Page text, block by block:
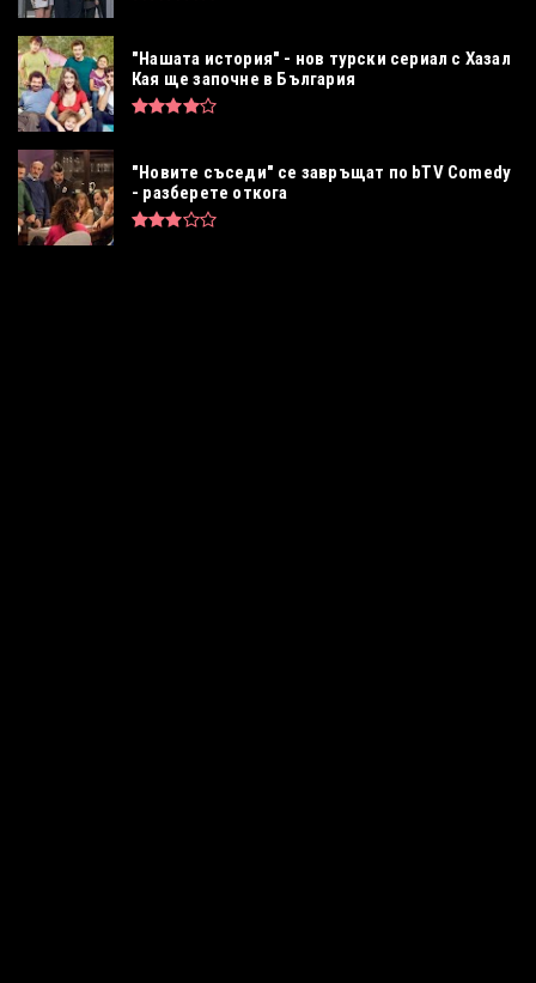
"Нашата история" - нов турски сериал с Хазал
Кая ще започне в България
"Новите съседи" се завръщат по bTV Comedy
- разберете откога